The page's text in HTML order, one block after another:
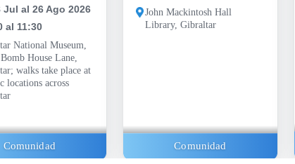
Jul al 26 Ago 2026
al 11:30
National Museum,
House Lane,
walks take place at
locations across
Comunidad
John Mackintosh Hall
Library, Gibraltar
Comunidad